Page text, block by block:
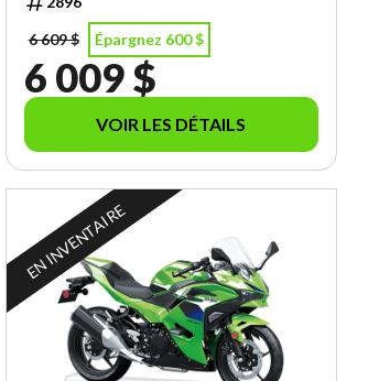
6 609 $
Épargnez 600 $
6 009 $
VOIR LES DÉTAILS
EN INVENTAIRE